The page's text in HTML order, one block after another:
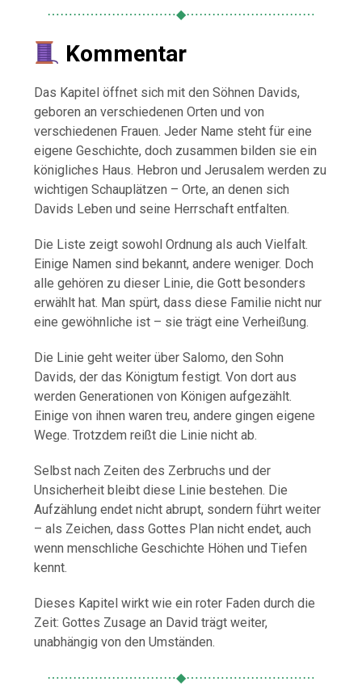
⋯⋯⋯⋯⋯⋯⋯⋯⋯⋯◆⋯⋯⋯⋯⋯⋯⋯⋯⋯⋯
Kommentar
Das Kapitel öffnet sich mit den Söhnen Davids,
geboren an verschiedenen Orten und von
verschiedenen Frauen. Jeder Name steht für eine
eigene Geschichte, doch zusammen bilden sie ein
königliches Haus. Hebron und Jerusalem werden zu
wichtigen Schauplätzen – Orte, an denen sich
Davids Leben und seine Herrschaft entfalten.
Die Liste zeigt sowohl Ordnung als auch Vielfalt.
Einige Namen sind bekannt, andere weniger. Doch
alle gehören zu dieser Linie, die Gott besonders
erwählt hat. Man spürt, dass diese Familie nicht nur
eine gewöhnliche ist – sie trägt eine Verheißung.
Die Linie geht weiter über Salomo, den Sohn
Davids, der das Königtum festigt. Von dort aus
werden Generationen von Königen aufgezählt.
Einige von ihnen waren treu, andere gingen eigene
Wege. Trotzdem reißt die Linie nicht ab.
Selbst nach Zeiten des Zerbruchs und der
Unsicherheit bleibt diese Linie bestehen. Die
Aufzählung endet nicht abrupt, sondern führt weiter
– als Zeichen, dass Gottes Plan nicht endet, auch
wenn menschliche Geschichte Höhen und Tiefen
kennt.
Dieses Kapitel wirkt wie ein roter Faden durch die
Zeit: Gottes Zusage an David trägt weiter,
unabhängig von den Umständen.
⋯⋯⋯⋯⋯⋯⋯⋯⋯⋯◆⋯⋯⋯⋯⋯⋯⋯⋯⋯⋯